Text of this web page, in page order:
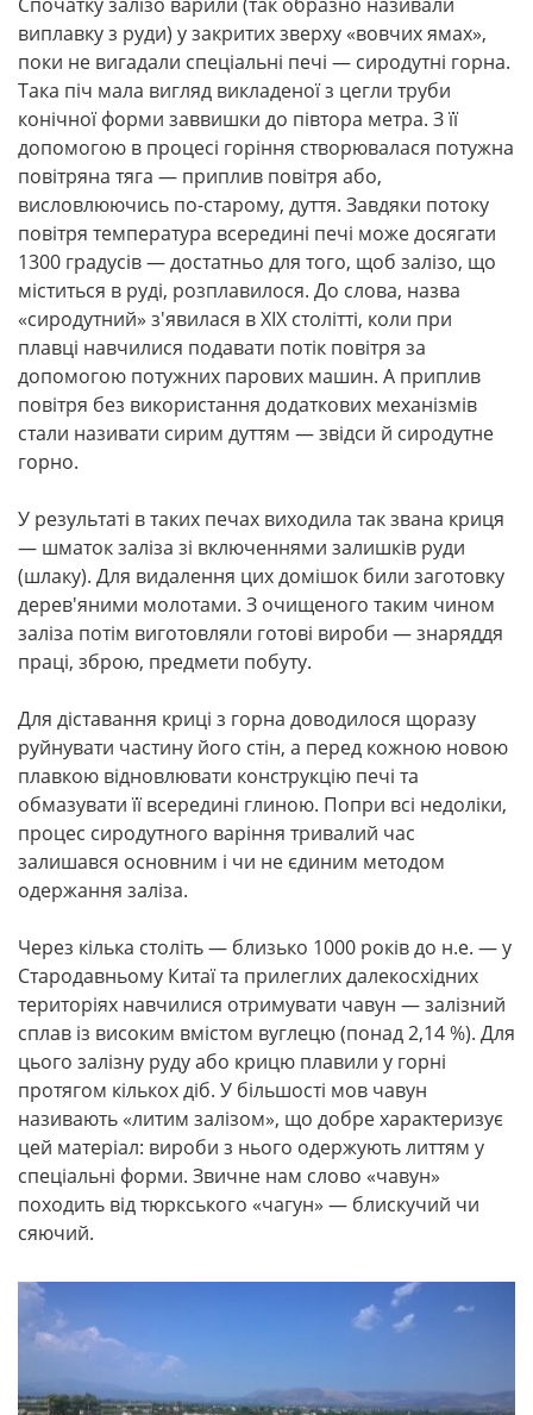
виплавку з руди) у закритих зверху «вовчих ямах»,
поки не вигадали спеціальні печі — сиродутні горна.
Така піч мала вигляд викладеної з цегли труби
конічної форми заввишки до півтора метра. З її
допомогою в процесі горіння створювалася потужна
повітряна тяга — приплив повітря або,
висловлюючись по-старому, дуття. Завдяки потоку
повітря температура всередині печі може досягати
1300 градусів — достатньо для того, щоб залізо, що
міститься в руді, розплавилося. До слова, назва
«сиродутний» з'явилася в XIX столітті, коли при
плавці навчилися подавати потік повітря за
допомогою потужних парових машин. А приплив
повітря без використання додаткових механізмів
стали називати сирим дуттям — звідси й сиродутне
горно.
У результаті в таких печах виходила так звана криця
— шматок заліза зі включеннями залишків руди
(шлаку). Для видалення цих домішок били заготовку
дерев'яними молотами. З очищеного таким чином
заліза потім виготовляли готові вироби — знаряддя
праці, зброю, предмети побуту.
Для діставання криці з горна доводилося щоразу
руйнувати частину його стін, а перед кожною новою
плавкою відновлювати конструкцію печі та
обмазувати її всередині глиною. Попри всі недоліки,
процес сиродутного варіння тривалий час
залишався основним і чи не єдиним методом
одержання заліза.
Через кілька століть — близько 1000 років до н.е. — у
Стародавньому Китаї та прилеглих далекосхідних
територіях навчилися отримувати чавун — залізний
сплав із високим вмістом вуглецю (понад 2,14 %). Для
цього залізну руду або крицю плавили у горні
протягом кількох діб. У більшості мов чавун
називають «литим залізом», що добре характеризує
цей матеріал: вироби з нього одержують литтям у
спеціальні форми. Звичне нам слово «чавун»
походить від тюркського «чагун» — блискучий чи
сяючий.